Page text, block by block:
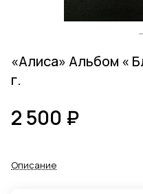
«Алиса» Альбом «
г.
2 500 ₽
Описание